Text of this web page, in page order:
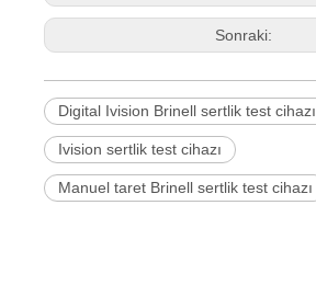
Sonraki:
Digital Ivision Brinell sertlik test cihazı
Ivision sertlik test cihazı
Manuel taret Brinell sertlik test cihazı